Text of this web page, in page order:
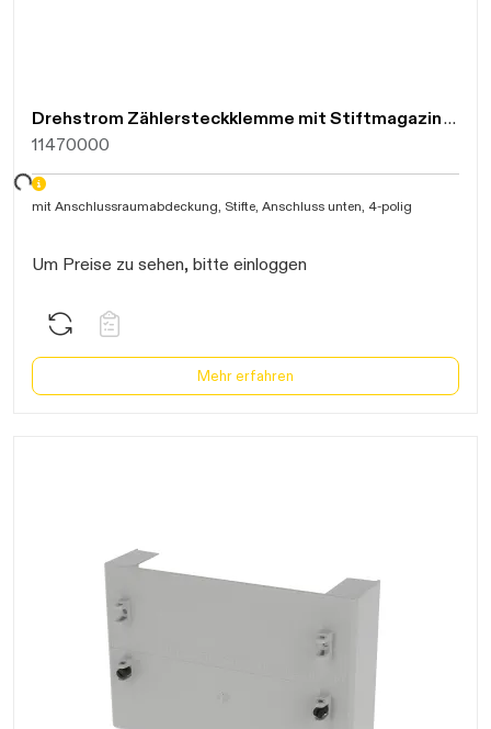
Drehstrom Zählersteckklemme mit Stiftmagazin Anschluss unten 63A, 4-polig,101007
11470000
Daten werden geladen. Bitte warten...
mit Anschlussraumabdeckung, Stifte, Anschluss unten, 4-polig
Um Preise zu sehen, bitte einloggen
Mehr erfahren